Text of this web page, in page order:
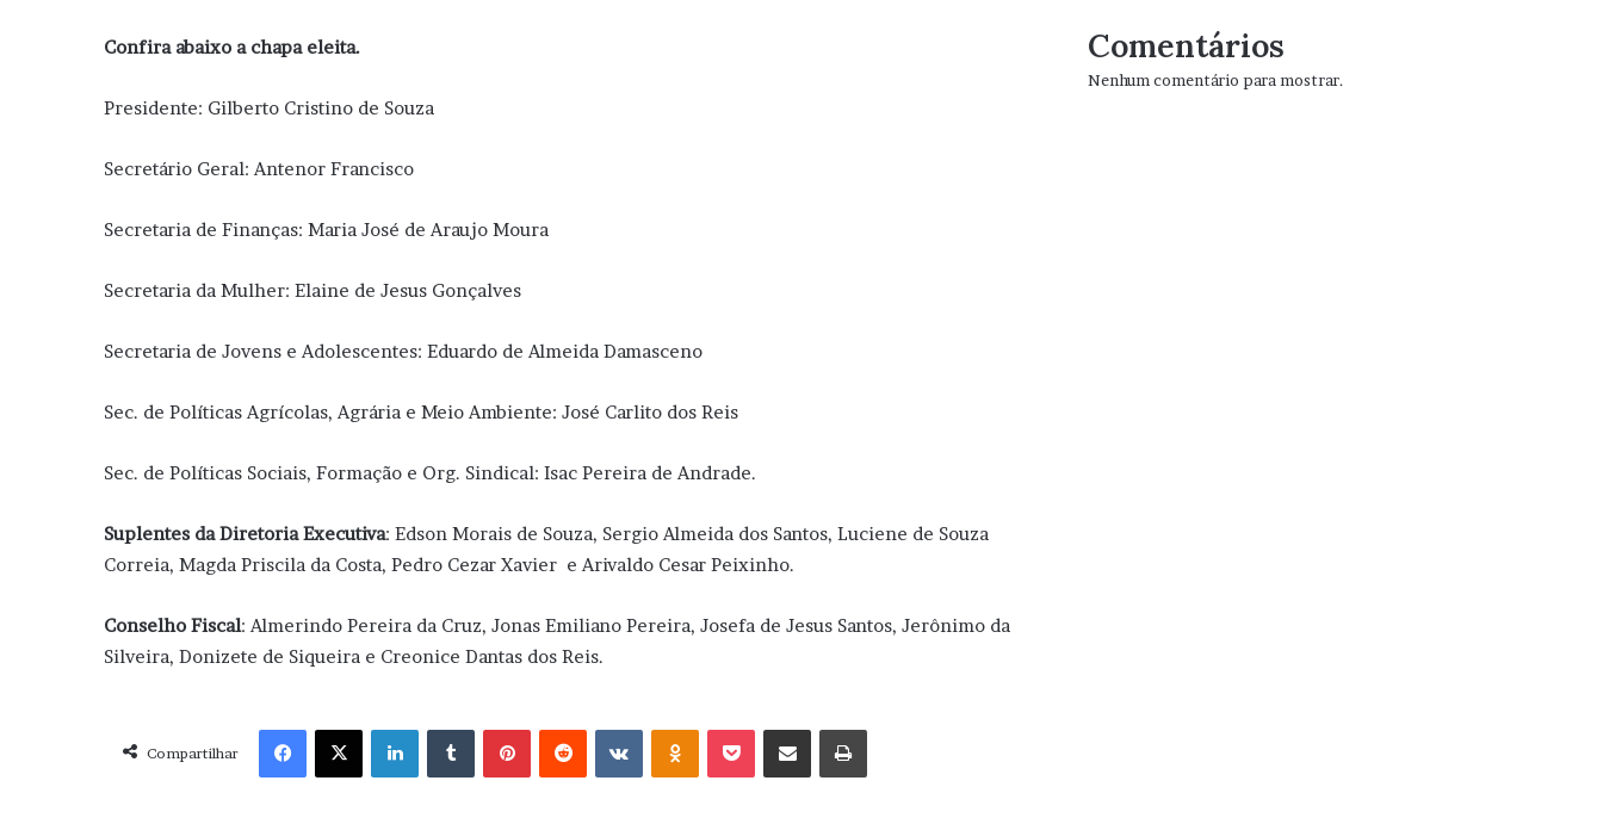
Confira abaixo a chapa eleita.
Presidente: Gilberto Cristino de Souza
Secretário Geral: Antenor Francisco
Secretaria de Finanças: Maria José de Araujo Moura
Secretaria da Mulher: Elaine de Jesus Gonçalves
Secretaria de Jovens e Adolescentes: Eduardo de Almeida Damasceno
Sec. de Políticas Agrícolas, Agrária e Meio Ambiente: José Carlito dos Reis
Sec. de Políticas Sociais, Formação e Org. Sindical: Isac Pereira de Andrade.
Suplentes da Diretoria Executiva: Edson Morais de Souza, Sergio Almeida dos Santos, Luciene de Souza
Correia, Magda Priscila da Costa, Pedro Cezar Xavier e Arivaldo Cesar Peixinho.
Conselho Fiscal: Almerindo Pereira da Cruz, Jonas Emiliano Pereira, Josefa de Jesus Santos, Jerônimo da
Silveira, Donizete de Siqueira e Creonice Dantas dos Reis.
Compartilhar
Facebook X Linkedin VK OK
Comentários
Nenhum comentário para mostrar.